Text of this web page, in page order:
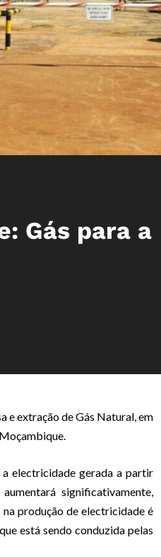
Gás para a
e extração de Gás Natural, em
electricidade gerada a partir
significativamente,
produção de electricidade é
está sendo conduzida pelas